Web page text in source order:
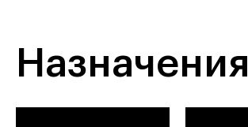
Назначения